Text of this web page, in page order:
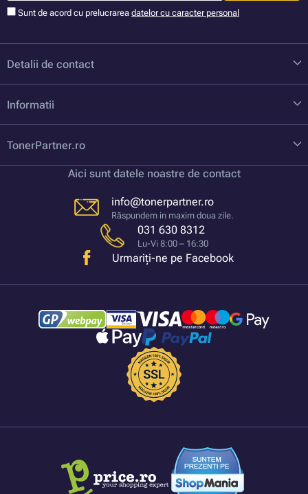
Sunt de acord cu prelucrarea datelor cu caracter personal
Detalii de contact
Informatii
TonerPartner.ro
Aici sunt datele noastre de contact
info@tonerpartner.ro
Răspundem in maxim doua zile.
031 630 8312
Lu-Vi 8:00 – 16:30
Urmariți-ne pe Facebook